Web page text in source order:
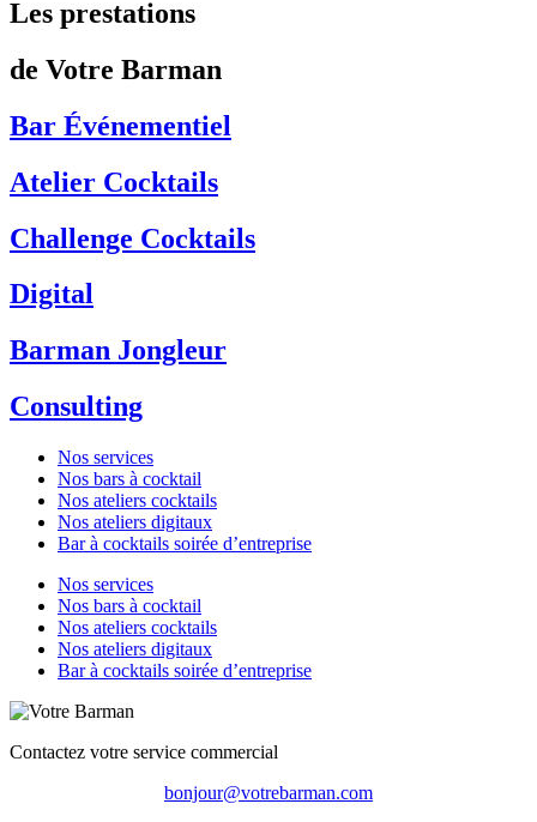
Les prestations
de Votre Barman
Bar Événementiel
Atelier Cocktails
Challenge Cocktails
Digital
Barman Jongleur
Consulting
Nos services
Nos bars à cocktail
Nos ateliers cocktails
Nos ateliers digitaux
Bar à cocktails soirée d’entreprise
Nos services
Nos bars à cocktail
Nos ateliers cocktails
Nos ateliers digitaux
Bar à cocktails soirée d’entreprise
Contactez votre service commercial
bonjour@votrebarman.com